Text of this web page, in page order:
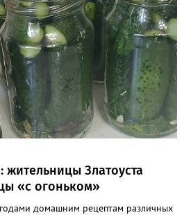
то, согласен. И спорить желания нет.
«мудрых» совет. И тянет
«сенсаций» поток. Они разъедают
не смог. И злоба, не как решение
способ излить раздражение На то,
что дорого Стоит место у
в ритме морока Баюкает Кот Баюн.
Златоуста
«с огоньком»
домашним рецептам различных